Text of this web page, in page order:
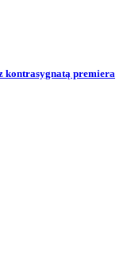
kontrasygnatą premiera